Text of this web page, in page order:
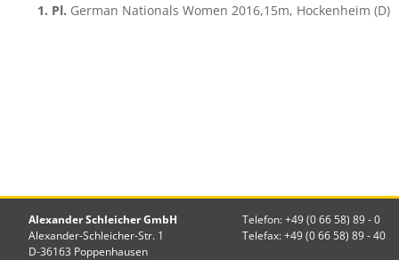
1. Pl. German Nationals Women 2016,15m, Hockenheim (D)
Alexander Schleicher GmbH
Alexander-Schleicher-Str. 1
D-36163 Poppenhausen
Telefon: +49 (0 66 58) 89 - 0
Telefax: +49 (0 66 58) 89 - 40